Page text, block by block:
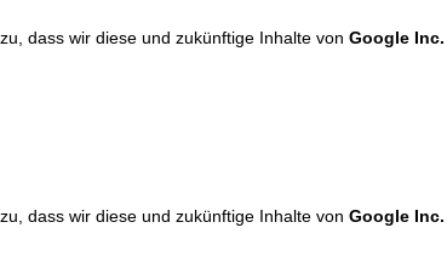
dass wir diese und zukünftige Inhalte von Google Inc.
dass wir diese und zukünftige Inhalte von Google Inc.